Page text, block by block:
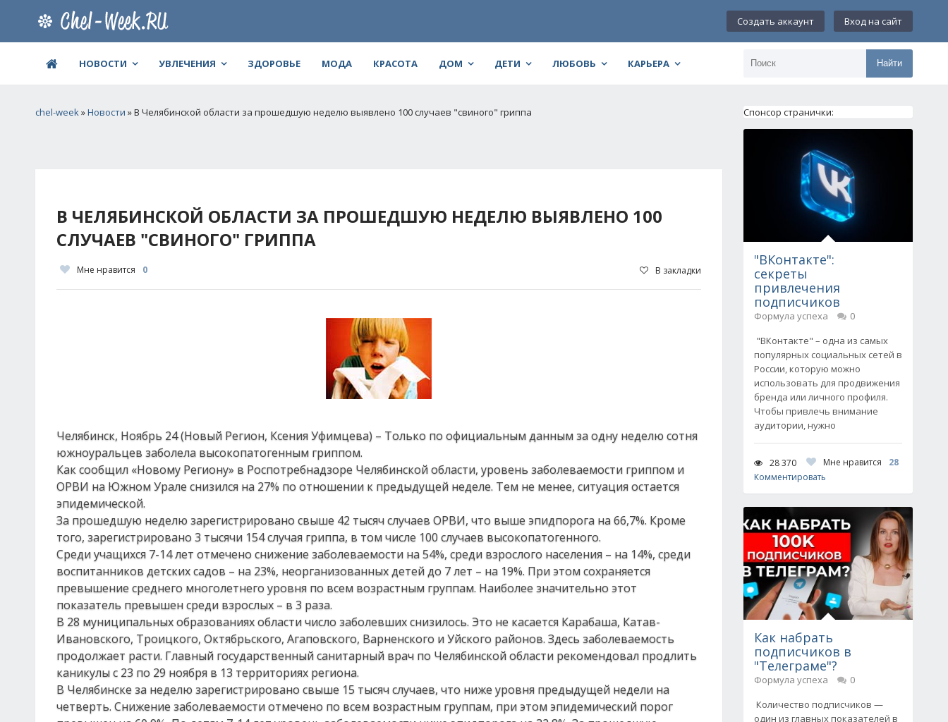
Создать аккаунт Вход на сайт
НОВОСТИ УВЛЕЧЕНИЯ ЗДОРОВЬЕ МОДА КРАСОТА ДОМ ДЕТИ ЛЮБОВЬ КАРЬЕРА Найти
chel-week»Новости » В Челябинской области за прошедшую неделю выявлено 100 случаев "свиного" гриппа
В ЧЕЛЯБИНСКОЙ ОБЛАСТИ ЗА ПРОШЕДШУЮ НЕДЕЛЮ ВЫЯВЛЕНО 100
СЛУЧАЕВ "СВИНОГО" ГРИППА
Мне нравится 0 В закладки
Челябинск, Ноябрь 24 (Новый Регион, Ксения Уфимцева) – Только по официальным данным за одну неделю сотня
южноуральцев заболела высокопатогенным гриппом.
Как сообщил «Новому Региону» в Роспотребнадзоре Челябинской области, уровень заболеваемости гриппом и
ОРВИ на Южном Урале снизился на 27% по отношении к предыдущей неделе. Тем не менее, ситуация остается
эпидемической.
За прошедшую неделю зарегистрировано свыше 42 тысяч случаев ОРВИ, что выше эпидпорога на 66,7%. Кроме
того, зарегистрировано 3 тысячи 154 случая гриппа, в том числе 100 случаев высокопатогенного.
Среди учащихся 7-14 лет отмечено снижение заболеваемости на 54%, среди взрослого населения – на 14%, среди
воспитанников детских садов – на 23%, неорганизованных детей до 7 лет – на 19%. При этом сохраняется
превышение среднего многолетнего уровня по всем возрастным группам. Наиболее значительно этот
показатель превышен среди взрослых – в 3 раза.
В 28 муниципальных образованиях области число заболевших снизилось. Это не касается Карабаша, Катав-
Ивановского, Троицкого, Октябрьского, Агаповского, Варненского и Уйского районов. Здесь заболеваемость
продолжает расти. Главный государственный санитарный врач по Челябинской области рекомендовал продлить
каникулы с 23 по 29 ноября в 13 территориях региона.
В Челябинске за неделю зарегистрировано свыше 15 тысяч случаев, что ниже уровня предыдущей недели на
четверть. Снижение заболеваемости отмечено по всем возрастным группам, при этом эпидемический порог
Спонсор странички:
"ВКонтакте":
секреты
привлечения
подписчиков
Формула успеха
0
"ВКонтакте" – одна из самых
популярных социальных сетей в
России, которую можно
использовать для продвижения
бренда или личного профиля.
Чтобы привлечь внимание
аудитории, нужно
28 370 Мне нравится
28
Комментировать
Как набрать
подписчиков в
"Телеграме"?
Формула успеха
0
Количество подписчиков —
один из главных показателей в